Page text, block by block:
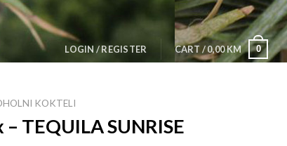
LOGIN / REGISTER CART /0,00KM 0
KOKTELI
TEQUILA SUNRISE